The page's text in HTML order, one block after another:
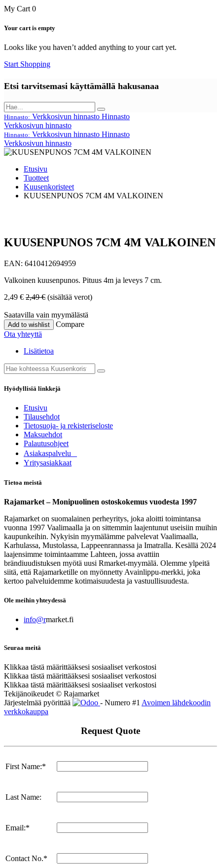
My Cart 0
Your cart is empty
Looks like you haven’t added anything to your cart yet.
Start Shopping
Etsi tarvitsemasi käyttämällä hakusanaa
Hinnasto: Verkkosivun hinnasto Hinnasto
Verkkosivun hinnasto
Hinnasto: Verkkosivun hinnasto Hinnasto
Verkkosivun hinnasto
Etusivu
Tuotteet
Kuusenkoristeet
KUUSENPUNOS 7CM 4M VALKOINEN
KUUSENPUNOS 7CM 4M VALKOINEN
EAN: 6410412694959
Valkoinen kuusenpunos. Pituus 4m ja leveys 7 cm.
2,49 € 2,49€ (sisältää verot)
Saatavilla vain myymälästä
Add to wishlist
Compare
Ota yhteyttä
Lisätietoa
Hyödyllisiä linkkejä
Etusivu
Tilausehdot
Tietosuoja- ja rekisteriseloste
Maksuehdot
Palautusohjeet
Asia​k​aspalvelu
​Yritysasiakkaat
Tietoa meistä
Rajamarket – Monipuolinen ostoskokemus vuodesta 1997
Rajamarket on suomalainen perheyritys, joka aloitti toimintansa
vuonna 1997 Vaalimaalla ja on sittemmin laajentunut useisiin muihin
kaupunkeihin. Nykyisin myymälämme palvelevat Vaalimaalla,
Karhulassa, Mustolassa, Lappeenrannassa ja Imatralla. Kesällä 2024
laajensimme toimintaamme Lahteen, jossa avattiin
brändiuudistuksen myötä uusi Rmarket-myymälä. Olemme ylpeitä
siitä, että Rajamarketille on myönnetty Avainlippu-merkki, joka
kertoo palveluidemme kotimaisuudesta ja vastuullisuudesta.
Ole meihin yhteydessä
info@rmarket.fi
Seuraa meitä
Klikkaa tästä määrittääksesi sosiaaliset verkostosi
Klikkaa tästä määrittääksesi sosiaaliset verkostosi
Klikkaa tästä määrittääksesi sosiaaliset verkostosi
Tekijänoikeudet © Rajamarket
Järjestelmää pyörittää
- Numero #1 Avoimen lähdekoodin
verkkokauppa
Request Quote
First Name:*
Last Name:
Email:*
Contact No.*